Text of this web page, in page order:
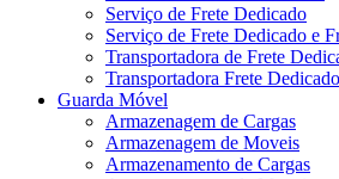
Serviço de Frete Dedicado
Serviço de Frete Dedicado e
Transportadora de Frete
Transportadora Frete Dedicado
Guarda Móvel
Armazenagem de Cargas
Armazenagem de Moveis
Armazenamento de Cargas